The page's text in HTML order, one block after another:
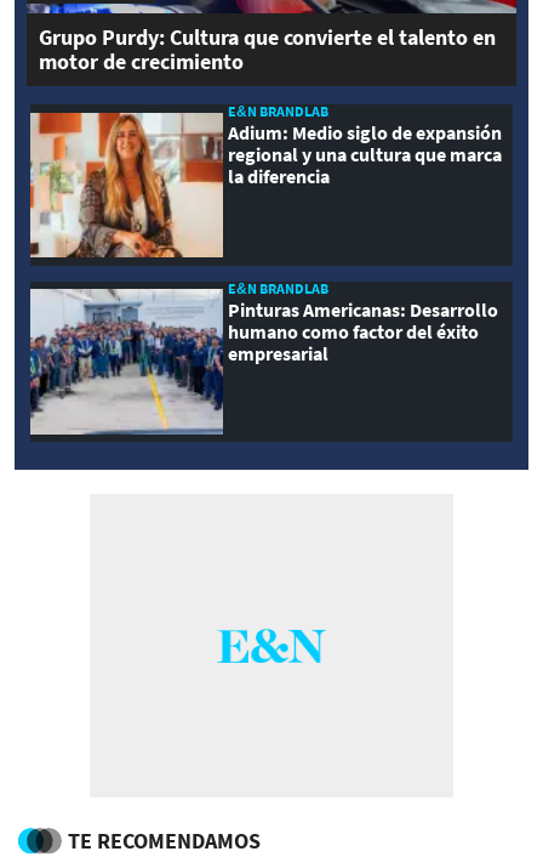
Grupo Purdy: Cultura que convierte el talento en
motor de crecimiento
E&N BRANDLAB
Adium: Medio siglo de expansión
regional y una cultura que marca
la diferencia
E&N BRANDLAB
Pinturas Americanas: Desarrollo
humano como factor del éxito
empresarial
TE RECOMENDAMOS